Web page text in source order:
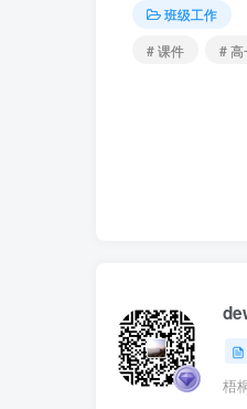
班级工作
# 课件
# 高
梧